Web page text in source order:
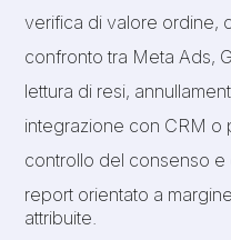
verifica di valore ordine,
confronto tra Meta Ads,
lettura di resi,
integrazione con CRM o
controllo del consenso
report orientato a
attribuite.